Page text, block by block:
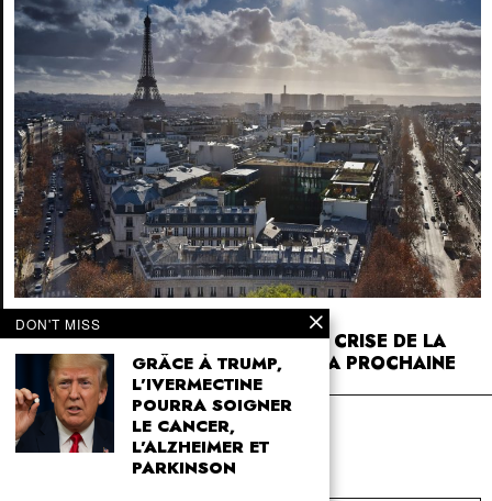
1 SEPTEMBER 2025
COMMENT LA BCE A FABRIQUÉ LA CRISE DE LA
DETTE FRANÇAISE… ET PRÉPARE LA PROCHAINE
4SK
4sk.com
DON'T MISS
GRÂCE À TRUMP,
L’IVERMECTINE
POURRA SOIGNER
LE CANCER,
L’ALZHEIMER ET
PARKINSON